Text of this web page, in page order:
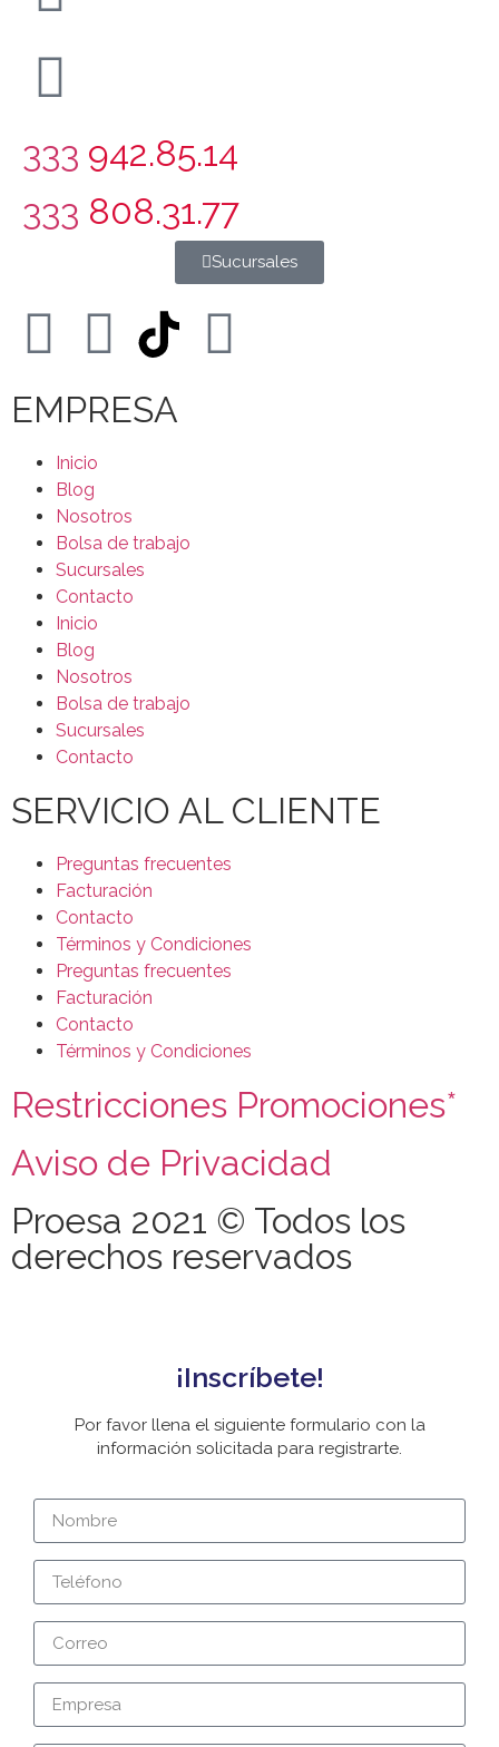
333 942.85.14
333 808.31.77
Sucursales
EMPRESA
Inicio
Blog
Nosotros
Bolsa de trabajo
Sucursales
Contacto
Inicio
Blog
Nosotros
Bolsa de trabajo
Sucursales
Contacto
SERVICIO AL CLIENTE
Preguntas frecuentes
Facturación
Contacto
Términos y Condiciones
Preguntas frecuentes
Facturación
Contacto
Términos y Condiciones
Restricciones Promociones*
Aviso de Privacidad
Proesa 2021 © Todos los
derechos reservados
¡Inscríbete!
Por favor llena el siguiente formulario con la
información solicitada para registrarte.